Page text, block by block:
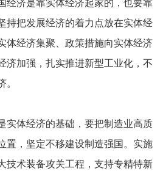
经济是靠实体经济起家的，也要靠
持把发展经济的着力点放在实体经
体经济集聚、政策措施向实体经济
济加强，扎实推进新型工业化，不
。
体经济的基础，要把制造业高质
置，坚定不移建设制造强国。实施
技术装备攻关工程，支持专精特新